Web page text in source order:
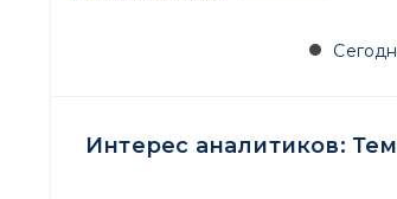
Интерес аналитиков: